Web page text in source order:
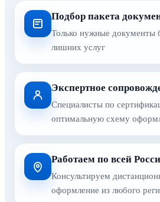
Подбор пакета
Только нужные документы
лишних услуг
Экспертное
Специалисты по
оптимальную схему
Работаем по всей
Консультируем
оформление из любого